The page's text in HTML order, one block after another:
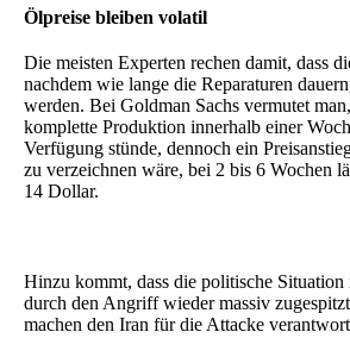
Ölpreise bleiben volatil
Die meisten Experten rechen damit, dass
nachdem wie lange die Reparaturen
werden. Bei Goldman Sachs vermutet
komplette Produktion innerhalb einer
Verfügung stünde, dennoch ein
zu verzeichnen wäre, bei 2 bis 6 Wochen
14 Dollar.
Hinzu kommt, dass die politische Situation
durch den Angriff wieder massiv
machen den Iran für die Attacke